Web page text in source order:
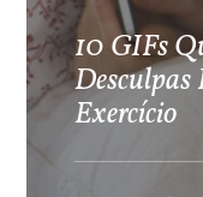
10 GIFs
Desculpas
Exercício